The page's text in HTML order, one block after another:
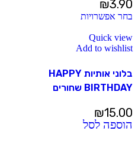
₪3.90
בחר אפשרויות
Quick view
Add to wishlist
בלוני אותיות HAPPY
BIRTHDAY שחורים
₪15.00
הוספה לסל